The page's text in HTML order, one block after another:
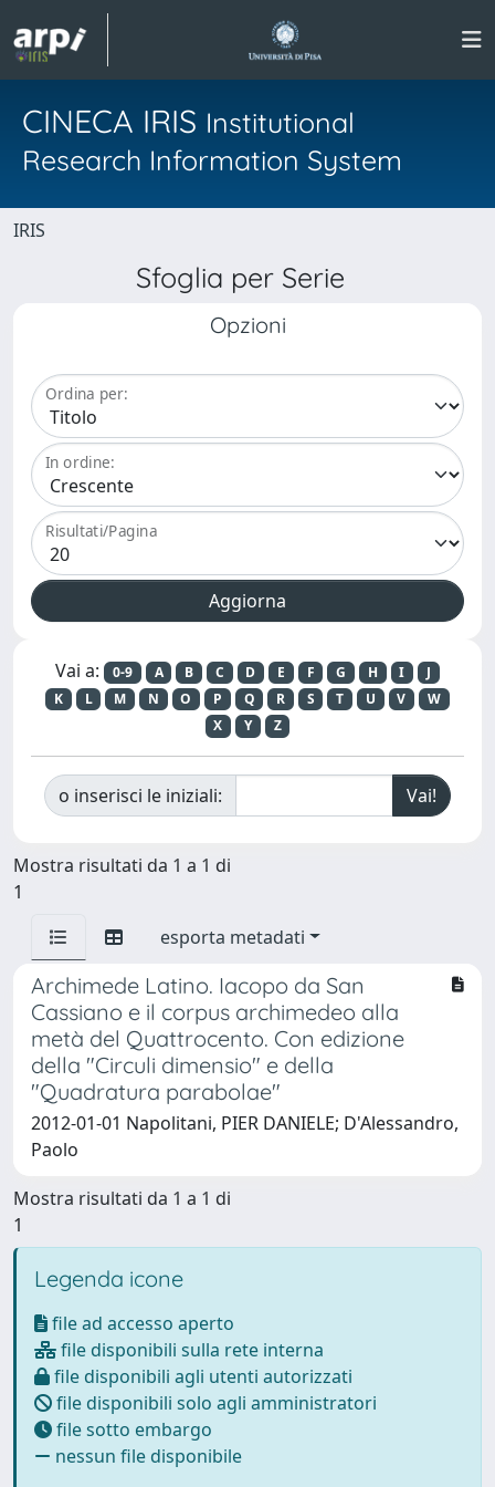
CINECA IRIS Institutional
Research Information System
IRIS
Sfoglia per Serie
Opzioni
Ordina per:
In ordine:
Risultati/Pagina
Vai a: 0-9 A B C D E F G H I
J
K
L M N O P Q R S T U V
W
X
Y Z
o inserisci le iniziali:
Mostra risultati da 1 a 1 di
1
esporta metadati
Archimede Latino. Iacopo da San
Cassiano e il corpus archimedeo alla
metà del Quattrocento. Con edizione
della "Circuli dimensio" e della
"Quadratura parabolae"
2012-01-01 Napolitani, PIER DANIELE; D'Alessandro,
Paolo
Mostra risultati da 1 a 1 di
1
Legenda icone
file ad accesso aperto
file disponibili sulla rete interna
file disponibili agli utenti autorizzati
file disponibili solo agli amministratori
file sotto embargo
nessun file disponibile